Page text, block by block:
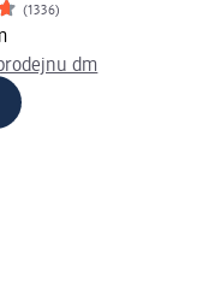
(1336)
dm